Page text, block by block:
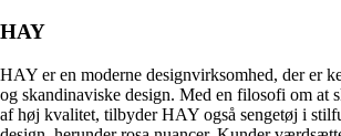
HAY
HAY er en moderne designvirksomhed, der er
og skandinaviske design. Med en filosofi om at
af høj kvalitet, tilbyder HAY også sengetøj i